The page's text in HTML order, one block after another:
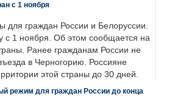
с 1 ноября
для граждан России и Белоруссии.
с 1 ноября. Об этом сообщается на
Ранее гражданам России не
в Черногорию. Россияне
этой страны до 30 дней.
режим для граждан России до конца